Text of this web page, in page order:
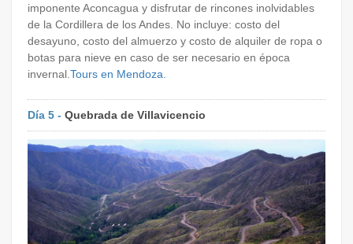
imponente Aconcagua y disfrutar de rincones inolvidables
de la Cordillera de los Andes. No incluye: costo del
desayuno, costo del almuerzo y costo de alquiler de ropa o
botas para nieve en caso de ser necesario en época
invernal. Tours en Mendoza.
Día 5 - Quebrada de Villavicencio